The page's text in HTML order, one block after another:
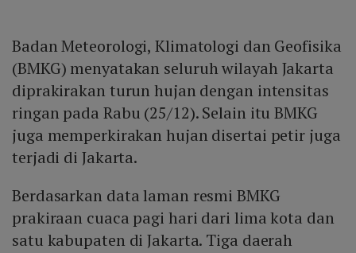
Badan Meteorologi, Klimatologi dan Geofisika
(BMKG) menyatakan seluruh wilayah Jakarta
diprakirakan turun hujan dengan intensitas
ringan pada Rabu (25/12). Selain itu BMKG
juga memperkirakan hujan disertai petir juga
terjadi di Jakarta.
Berdasarkan data laman resmi BMKG
prakiraan cuaca pagi hari dari lima kota dan
satu kabupaten di Jakarta. Tiga daerah